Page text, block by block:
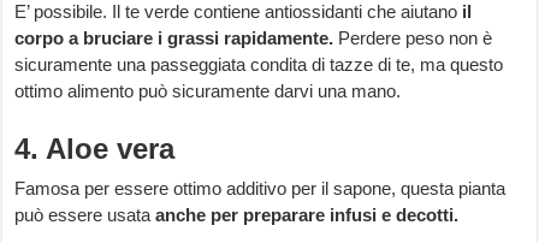
E’ possibile. Il te verde contiene antiossidanti che aiutano il
corpo a bruciare i grassi rapidamente. Perdere peso non è
sicuramente una passeggiata condita di tazze di te, ma questo
ottimo alimento può sicuramente darvi una mano.
4. Aloe vera
Famosa per essere ottimo additivo per il sapone, questa pianta
può essere usataanche per preparare infusi e decotti.